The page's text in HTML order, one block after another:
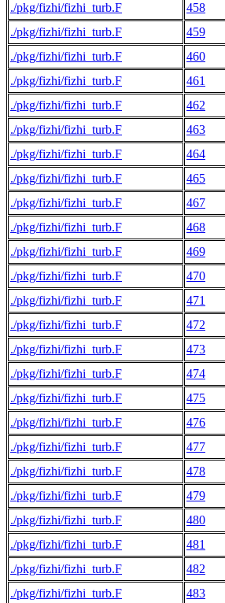
./pkg/fizhi/fizhi_turb.F
458
./pkg/fizhi/fizhi_turb.F
459
./pkg/fizhi/fizhi_turb.F
460
./pkg/fizhi/fizhi_turb.F
461
./pkg/fizhi/fizhi_turb.F
462
./pkg/fizhi/fizhi_turb.F
463
./pkg/fizhi/fizhi_turb.F
464
./pkg/fizhi/fizhi_turb.F
465
./pkg/fizhi/fizhi_turb.F
467
./pkg/fizhi/fizhi_turb.F
468
./pkg/fizhi/fizhi_turb.F
469
./pkg/fizhi/fizhi_turb.F
470
./pkg/fizhi/fizhi_turb.F
471
./pkg/fizhi/fizhi_turb.F
472
./pkg/fizhi/fizhi_turb.F
473
./pkg/fizhi/fizhi_turb.F
474
./pkg/fizhi/fizhi_turb.F
475
./pkg/fizhi/fizhi_turb.F
476
./pkg/fizhi/fizhi_turb.F
477
./pkg/fizhi/fizhi_turb.F
478
./pkg/fizhi/fizhi_turb.F
479
./pkg/fizhi/fizhi_turb.F
480
./pkg/fizhi/fizhi_turb.F
481
./pkg/fizhi/fizhi_turb.F
482
./pkg/fizhi/fizhi_turb.F
483